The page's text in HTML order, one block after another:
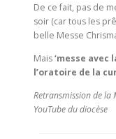
De ce fait, pas de
soir (car tous les
belle Messe
Mais‘messe avec
l’oratoire de la
Retransmission de la
YouTube du diocèse